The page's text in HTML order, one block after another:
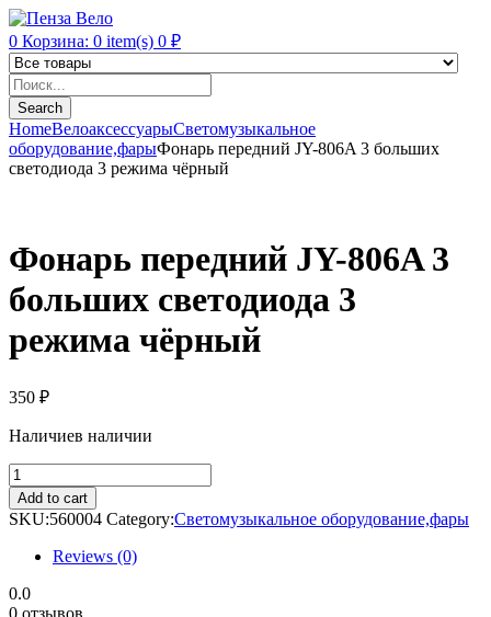
0 Корзина: 0 item(s) 0 ₽
Products
search
Search
HomeВелоаксессуарыСветомузыкальное
оборудование,фарыФонарь передний JY-806A 3 больших
светодиода 3 режима чёрный
Фонарь передний JY-806A 3
больших светодиода 3
режима чёрный
350 ₽
Наличиев наличии
Фонарь
передний
JY-
806A
больших
светодиода
3
Add to cart
SKU:560004 Category:Светомузыкальное оборудование,фары
Reviews (0)
0.0
0 отзывов